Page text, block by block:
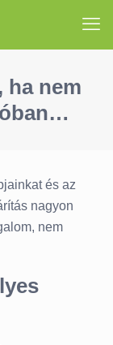
ha nem
és az
nagyon
nem